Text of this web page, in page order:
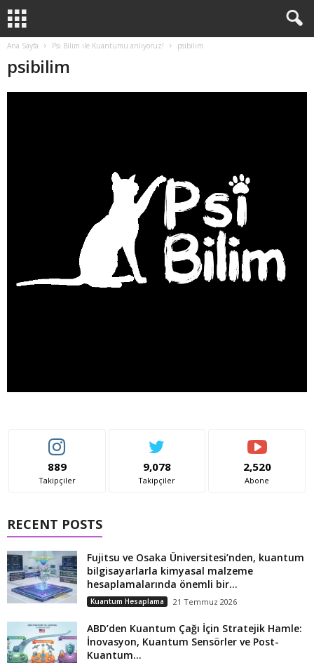
Ana Sayfa Psi Bilim ile Kuantumu anlıyoruz! psibilim
psibilim
889
Takipçiler
9,078
Takipçiler
2,520
Abone
RECENT POSTS
Fujitsu ve Osaka Üniversitesi’nden, kuantum
bilgisayarlarla kimyasal malzeme
hesaplamalarında önemli bir...
Kuantum Hesaplama 21 Temmuz 2026
ABD’den Kuantum Çağı İçin Stratejik Hamle:
İnovasyon, Kuantum Sensörler ve Post-
Kuantum...